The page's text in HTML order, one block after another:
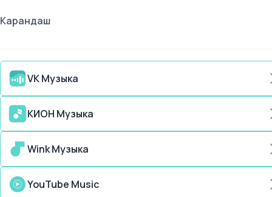
Карандаш
VK Музыка
КИОН Музыка
Wink Музыка
YouTube Music